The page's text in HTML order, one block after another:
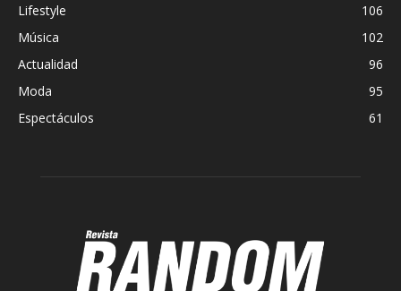
Lifestyle
106
Música
102
Actualidad
96
Moda
95
Espectáculos
61